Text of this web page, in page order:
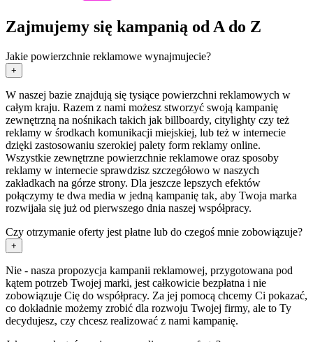
Zajmujemy się kampanią od A do Z
Jakie powierzchnie reklamowe wynajmujecie?
+
W naszej bazie znajdują się tysiące powierzchni reklamowych w
całym kraju. Razem z nami możesz stworzyć swoją kampanię
zewnętrzną na nośnikach takich jak billboardy, citylighty czy też
reklamy w środkach komunikacji miejskiej, lub też w internecie
dzięki zastosowaniu szerokiej palety form reklamy online.
Wszystkie zewnętrzne powierzchnie reklamowe oraz sposoby
reklamy w internecie sprawdzisz szczegółowo w naszych
zakładkach na górze strony. Dla jeszcze lepszych efektów
połączymy te dwa media w jedną kampanię tak, aby Twoja marka
rozwijała się już od pierwszego dnia naszej współpracy.
Czy otrzymanie oferty jest płatne lub do czegoś mnie zobowiązuje?
+
Nie - nasza propozycja kampanii reklamowej, przygotowana pod
kątem potrzeb Twojej marki, jest całkowicie bezpłatna i nie
zobowiązuje Cię do współpracy. Za jej pomocą chcemy Ci pokazać,
co dokładnie możemy zrobić dla rozwoju Twojej firmy, ale to Ty
decydujesz, czy chcesz realizować z nami kampanię.